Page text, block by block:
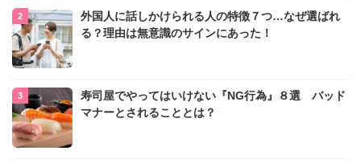
外国人に話しかけられる人の特徴７つ…なぜ選ばれ
る？理由は無意識のサインにあった！
寿司屋でやってはいけない『NG行為』８選 バッド
マナーとされることとは？